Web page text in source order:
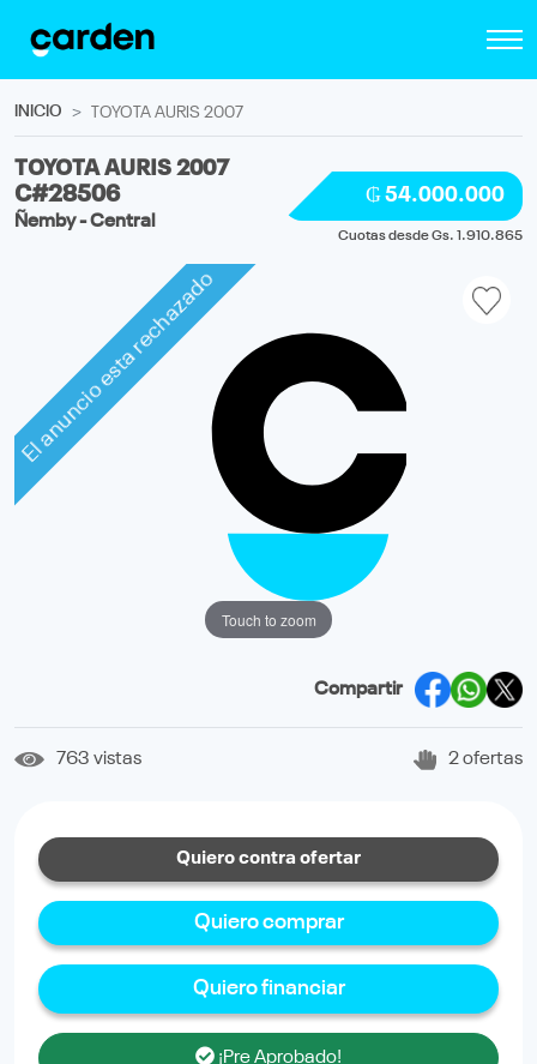
INICIO TOYOTA AURIS 2007
TOYOTA AURIS 2007
C#28506
Ñemby - Central
₲ 54.000.000
Cuotas desde Gs. 1.910.865
El anuncio esta rechazado
Touch to zoom
Compartir
763 vistas 2 ofertas
Quiero contra ofertar
Quiero comprar
Quiero financiar
¡Pre Aprobado!